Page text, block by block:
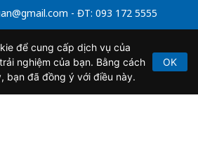
- ĐT: 093 172 5555
chí điện tử số 64/GP-BTTTT do Bộ
cấp ngày 21/2/2020.
để cung cấp dịch vụ của
nghiệm của bạn. Bằng cách
bạn đã đồng ý với điều này.
OK